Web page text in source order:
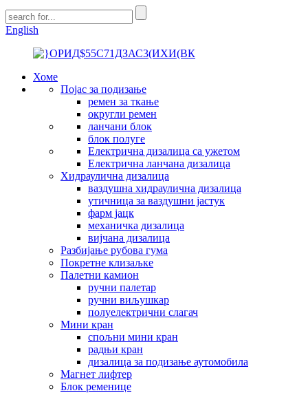
English
Хоме
Појас за подизање
ремен за ткање
округли ремен
ланчани блок
блок полуге
Електрична дизалица са ужетом
Електрична ланчана дизалица
Хидраулична дизалица
ваздушна хидраулична дизалица
утичница за ваздушни јастук
фарм јацк
механичка дизалица
вијчана дизалица
Разбијање рубова гума
Покретне клизаљке
Палетни камион
ручни палетар
ручни виљушкар
полуелектрични слагач
Мини кран
спољни мини кран
радњи кран
дизалица за подизање аутомобила
Магнет лифтер
Блок ременице